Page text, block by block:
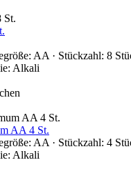
AA · Stückzahl: 8
Alkali
AA 4 St.
AA · Stückzahl: 4
Alkali